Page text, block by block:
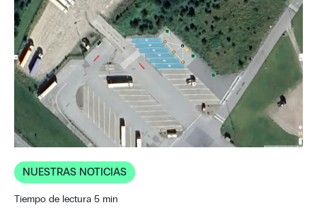
NUESTRAS NOTICIAS
Tiempo de lectura 5 min